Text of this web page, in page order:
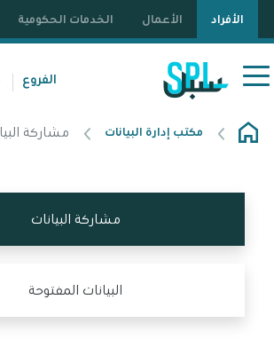
الأفراد الأعمال الخدمات الحكومية
الفروع
مكتب إدارة البيانات مشاركة
مشاركة البيانات
البيانات المفتوحة